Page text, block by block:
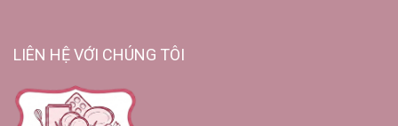
LIÊN HỆ VỚI CHÚNG TÔI